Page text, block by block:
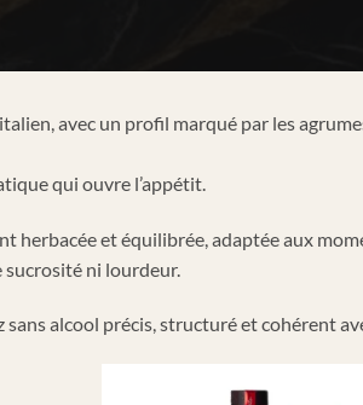
avec un profil marqué par les
qui ouvre l’appétit.
herbacée et équilibrée, adaptée aux
sucrosité ni lourdeur.
alcool précis, structuré et cohérent